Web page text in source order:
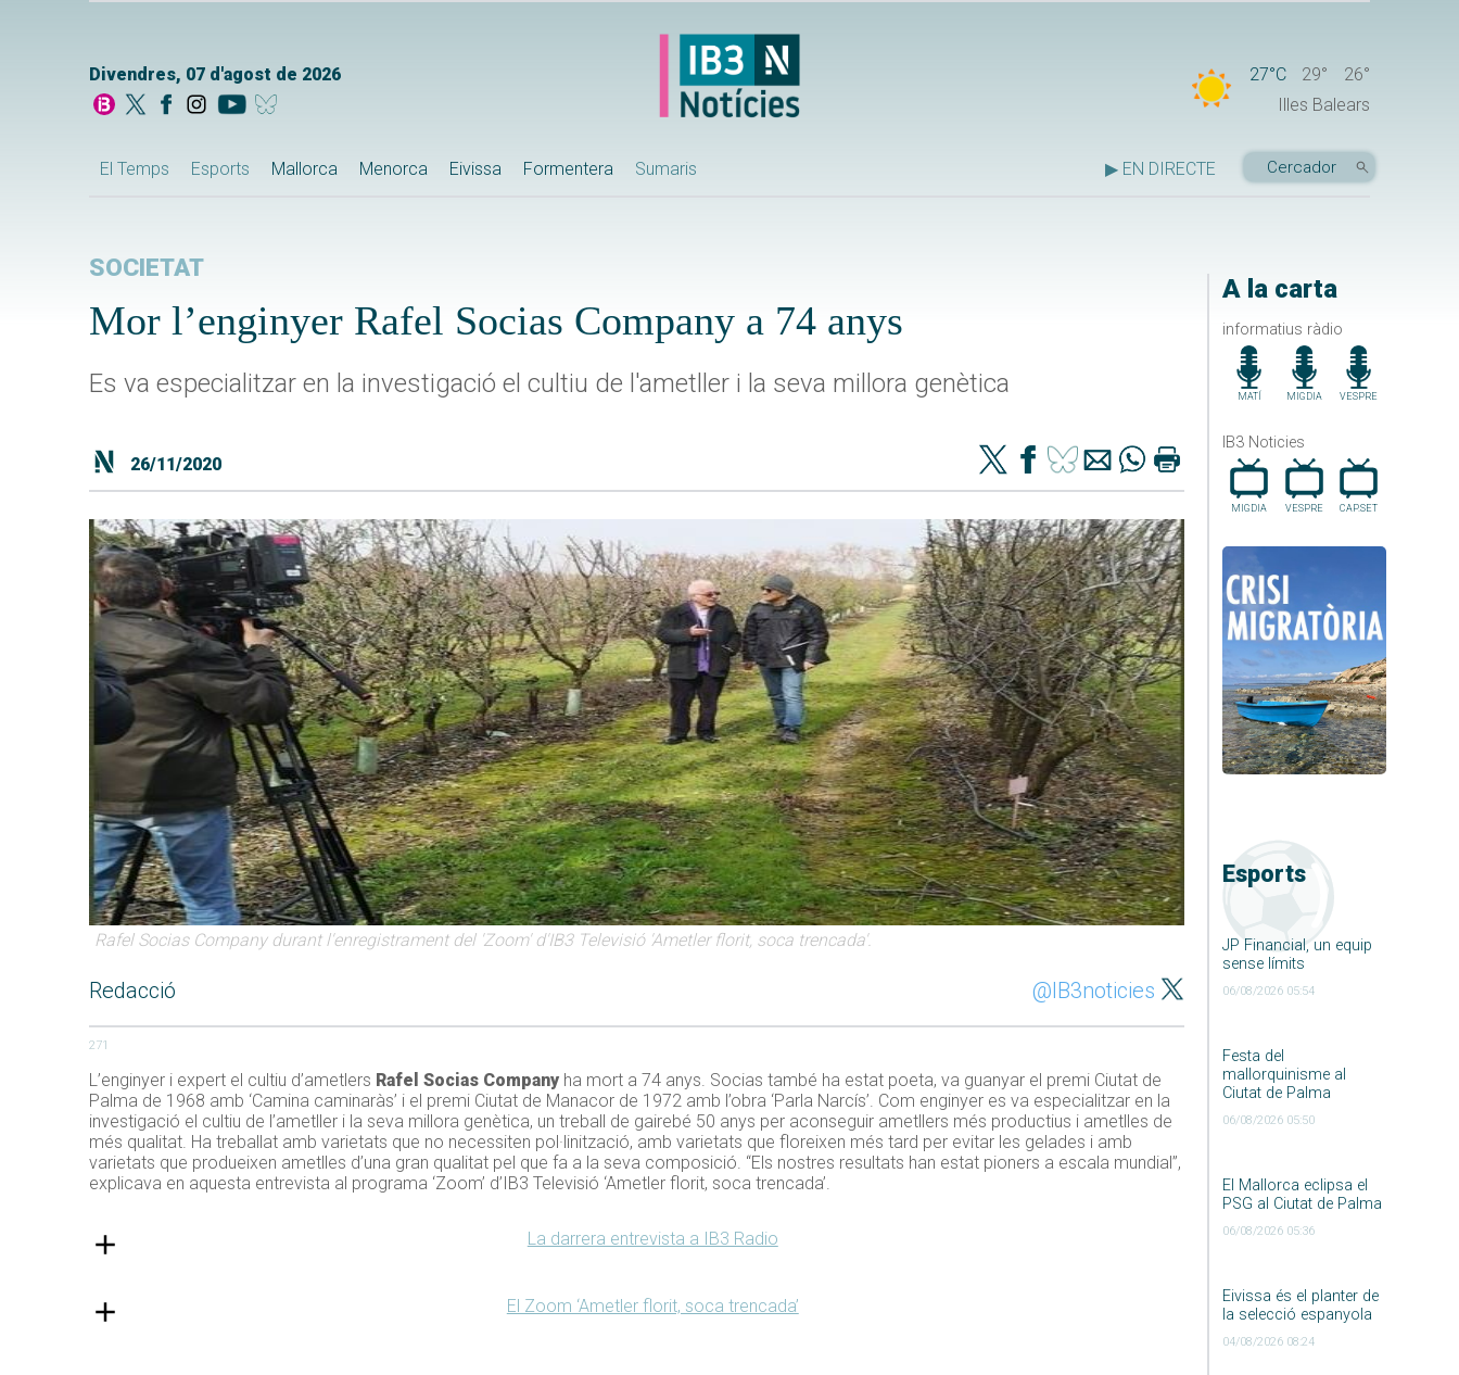
Divendres, 07 d'agost de 2026 27°C 29°
26°
Illes Balears
El Temps Esports Mallorca Menorca Eivissa Formentera Sumaris ▶ EN DIRECTE
A la carta
informatius ràdio
MATÍ MIGDIA VESPRE
IB3 Noticies
MIGDIA VESPRE CAP.SET
Esports
JP Financial, un equip
sense límits
06/08/2026 05:54
Festa del
mallorquinisme al
Ciutat de Palma
06/08/2026 05:50
El Mallorca eclipsa el
PSG al Ciutat de Palma
06/08/2026 05:36
Eivissa és el planter de
la selecció espanyola
04/08/2026 08:24
SOCIETAT
Mor l’enginyer Rafel Socias Company a 74 anys
Es va especialitzar en la investigació el cultiu de l'ametller i la seva millora genètica
26/11/2020
Rafel Socias Company durant l'enregistrament del 'Zoom' d'IB3 Televisió 'Ametler florit, soca trencada'.
Redacció @IB3noticies
271
L’enginyer i expert el cultiu d’ametlers Rafel Socias Company ha mort a 74 anys. Socias també ha estat poeta, va guanyar el premi Ciutat de
Palma de 1968 amb ‘Camina caminaràs’ i el premi Ciutat de Manacor de 1972 amb l’obra ‘Parla Narcís’. Com enginyer es va especialitzar en la
investigació el cultiu de l’ametller i la seva millora genètica, un treball de gairebé 50 anys per aconseguir ametllers més productius i ametlles de
més qualitat. Ha treballat amb varietats que no necessiten pol·linització, amb varietats que floreixen més tard per evitar les gelades i amb
varietats que produeixen ametlles d’una gran qualitat pel que fa a la seva composició. “Els nostres resultats han estat pioners a escala mundial”,
explicava en aquesta entrevista al programa ‘Zoom’ d’IB3 Televisió ‘Ametler florit, soca trencada’.
La darrera entrevista a IB3 Radio
El Zoom ‘Ametler florit, soca trencada’